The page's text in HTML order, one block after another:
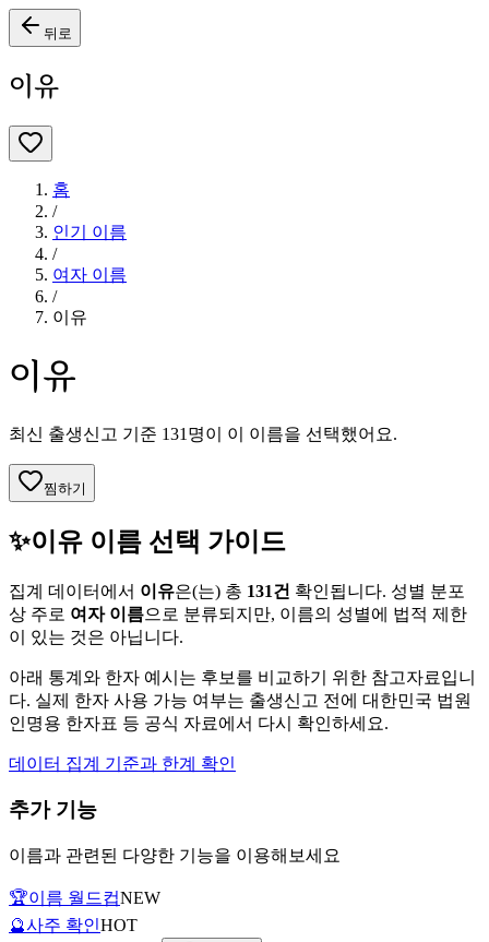
뒤로
이유
홈
/
인기 이름
/
여자 이름
/
이유
이유
최신 출생신고 기준 131 명이 이 이름을 선택했어요.
찜하기
✨이유 이름 선택 가이드
집계 데이터에서 이유은(는) 총 131건 확인됩니다. 성별 분포
상 주로 여자이름으로 분류되지만, 이름의 성별에 법적 제한
이 있는 것은 아닙니다.
아래 통계와 한자 예시는 후보를 비교하기 위한 참고자료입니
다. 실제 한자 사용 가능 여부는 출생신고 전에 대한민국 법원
인명용 한자표 등 공식 자료에서 다시 확인하세요.
데이터 집계 기준과 한계 확인
추가 기능
이름과 관련된 다양한 기능을 이용해보세요
🏆이름 월드컵NEW
🔮사주 확인HOT